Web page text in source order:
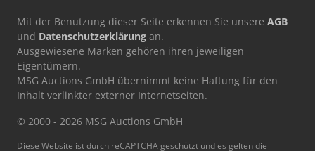
Mit der Benutzung dieser Seite erkennen Sie unsere AGB
und Datenschutzerklärung an.
Ausgewiesene Marken gehören ihren jeweiligen
Eigentümern.
MSG Auctions GmbH übernimmt keine Haftung für den
Inhalt verlinkter externer Internetseiten.
© 2000 - 2026 MSG Auctions GmbH
Diese Website ist durch reCAPTCHA geschützt und es gelten die